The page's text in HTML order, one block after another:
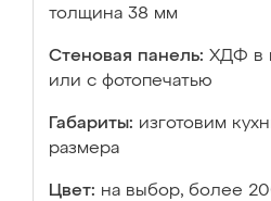
толщина 38 мм
Стеновая панель: ХДФ в
или с фотопечатью
Габариты: изготовим
размера
Цвет: на выбор, более